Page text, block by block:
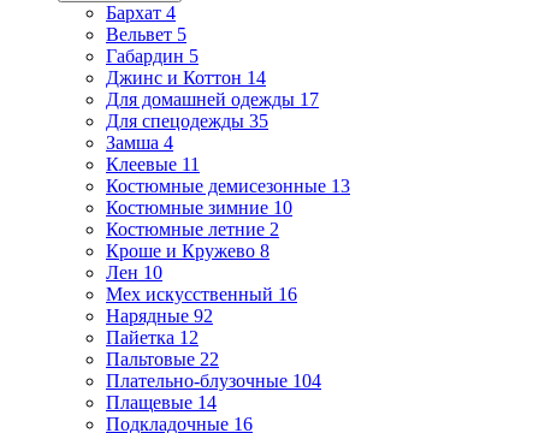
Бархат 4
Вельвет 5
Габардин 5
Джинс и Коттон 14
Для домашней одежды 17
Для спецодежды 35
Замша 4
Клеевые 11
Костюмные демисезонные 13
Костюмные зимние 10
Костюмные летние 2
Кроше и Кружево 8
Лен 10
Мех искусственный 16
Нарядные 92
Пайетка 12
Пальтовые 22
Плательно-блузочные 104
Плащевые 14
Подкладочные 16